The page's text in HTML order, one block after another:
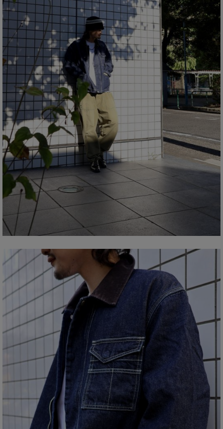
CALEE スタイリング
CALIFOLKS スタイリング
CARHARTT WIP スタイリング
CHALLENGER スタイリング
CMF OUTDOOR GARMENT スタイリング
COOTIE PRODUCTIONS スタイリング
DELUXE スタイリング
exodus brand スタイリング
HIDE AND SEEK スタイリング
hobo スタイリング
HTC スタイリング
Last Resort AB スタイリング
Liberaiders スタイリング
MADNESS スタイリング
MAGIC STICK スタイリング
MASSES スタイリング
MINEDENIM スタイリング
NEW ERA スタイリング
NICK GEAR スタイリング
NOCHINO OPTICAL スタイリング
nonnative スタイリング